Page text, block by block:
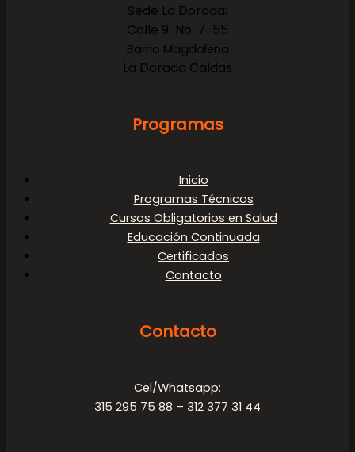
Sede La Dorada:
Calle 9 No. 7-55
Barrio Magdalena
La Dorada Caldas
Programas
Inicio
Programas Técnicos
Cursos Obligatorios en Salud
Educación Continuada
Certificados
Contacto
Contacto
Cel/Whatsapp:
315 295 75 88 – 312 377 31 44